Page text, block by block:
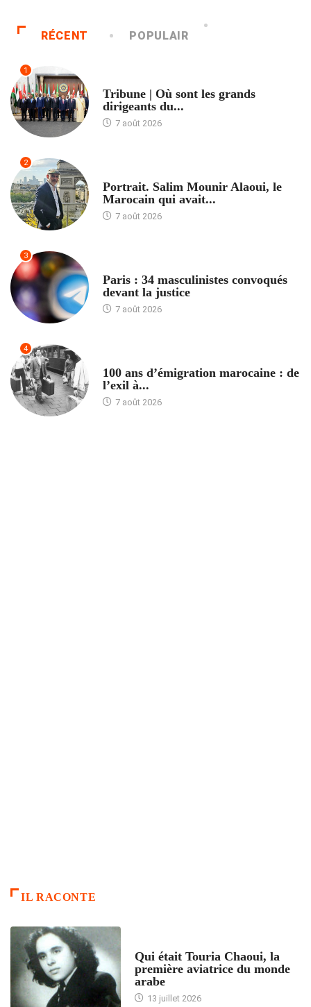
RÉCENT POPULAIR
1
Tribune | Où sont les grands
dirigeants du...
7 août 2026
2
Portrait. Salim Mounir Alaoui, le
Marocain qui avait...
7 août 2026
3
Paris : 34 masculinistes convoqués
devant la justice
7 août 2026
4
100 ans d’émigration marocaine : de
l’exil à...
7 août 2026
IL RACONTE
Qui était Touria Chaoui, la
première aviatrice du monde
arabe
13 juillet 2026